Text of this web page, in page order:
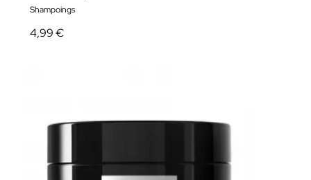
Shampoings
4,99 €